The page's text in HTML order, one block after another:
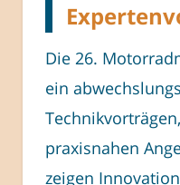
Die 26.
ein
praxisnahen
zeigen